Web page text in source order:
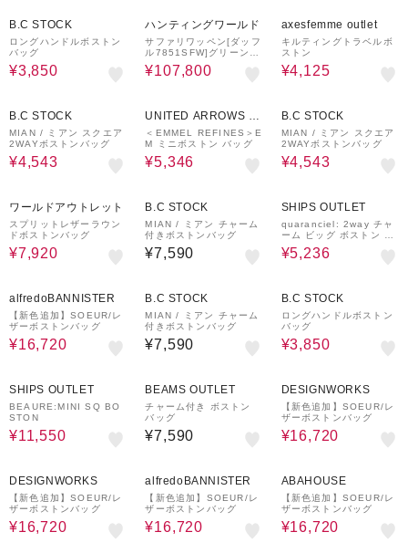
B.C STOCK
ロングハンドルボストン
バッグ
¥3,850
ハンティングワールド
サファリワッペン[ダッフ
ル7851SFW]グリーン66
09234155
¥107,800
axesfemme outlet
キルティングトラベルボ
ストン
¥4,125
B.C STOCK
MIAN / ミアン スクエア
2WAYボストンバッグ
¥4,543
UNITED ARROWS O
UTLET
＜EMMEL REFINES＞E
M ミニボストン バッグ
¥5,346
B.C STOCK
MIAN / ミアン スクエア
2WAYボストンバッグ
¥4,543
ワールドアウトレット
スプリットレザーラウン
ドボストンバッグ
¥7,920
B.C STOCK
MIAN / ミアン チャーム
付きボストンバッグ
¥7,590
SHIPS OUTLET
quaranciel: 2way チャ
ーム ビッグ ボストン バ
ッグ
¥5,236
alfredoBANNISTER
【新色追加】SOEUR/レ
ザーボストンバッグ
¥16,720
B.C STOCK
MIAN / ミアン チャーム
付きボストンバッグ
¥7,590
B.C STOCK
ロングハンドルボストン
バッグ
¥3,850
SHIPS OUTLET
BEAURE:MINI SQ BO
STON
¥11,550
BEAMS OUTLET
チャーム付き ボストン
バッグ
¥7,590
DESIGNWORKS
【新色追加】SOEUR/レ
ザーボストンバッグ
¥16,720
DESIGNWORKS
【新色追加】SOEUR/レ
ザーボストンバッグ
¥16,720
alfredoBANNISTER
【新色追加】SOEUR/レ
ザーボストンバッグ
¥16,720
ABAHOUSE
【新色追加】SOEUR/レ
ザーボストンバッグ
¥16,720